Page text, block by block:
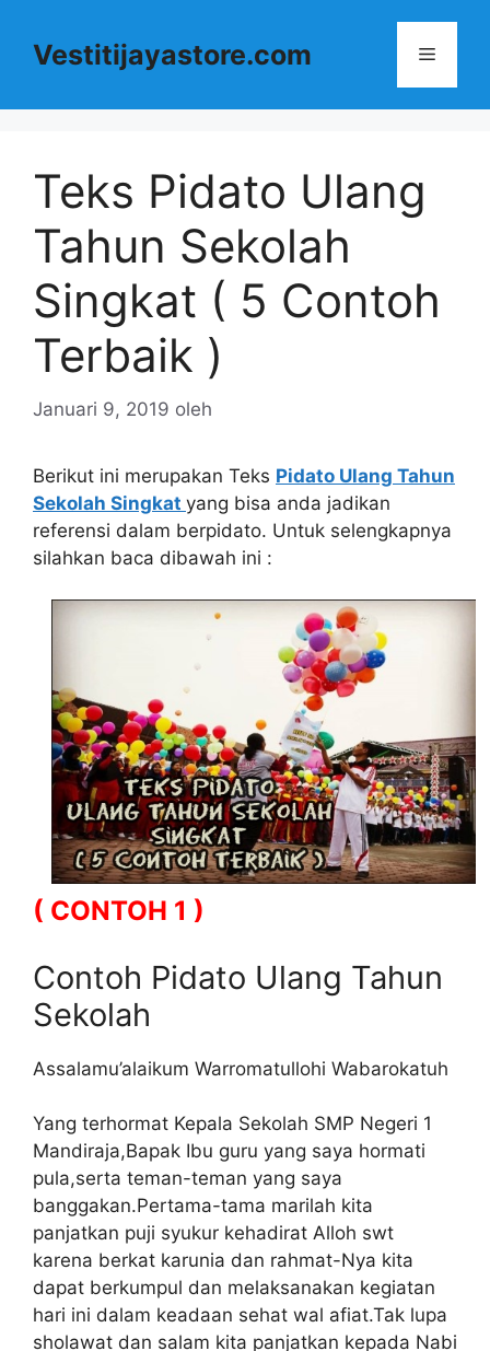
Vestitijayastore.com Menu
Teks Pidato Ulang
Tahun Sekolah
Singkat ( 5 Contoh
Terbaik )
Januari 9, 2019 oleh
Berikut ini merupakan Teks Pidato Ulang Tahun
Sekolah Singkat yang bisa anda jadikan
referensi dalam berpidato. Untuk selengkapnya
silahkan baca dibawah ini :
( CONTOH 1 )
Contoh Pidato Ulang Tahun
Sekolah
Assalamu’alaikum Warromatullohi Wabarokatuh
Yang terhormat Kepala Sekolah SMP Negeri 1
Mandiraja,Bapak Ibu guru yang saya hormati
pula,serta teman-teman yang saya
banggakan.Pertama-tama marilah kita
panjatkan puji syukur kehadirat Alloh swt
karena berkat karunia dan rahmat-Nya kita
dapat berkumpul dan melaksanakan kegiatan
hari ini dalam keadaan sehat wal afiat.Tak lupa
sholawat dan salam kita panjatkan kepada Nabi